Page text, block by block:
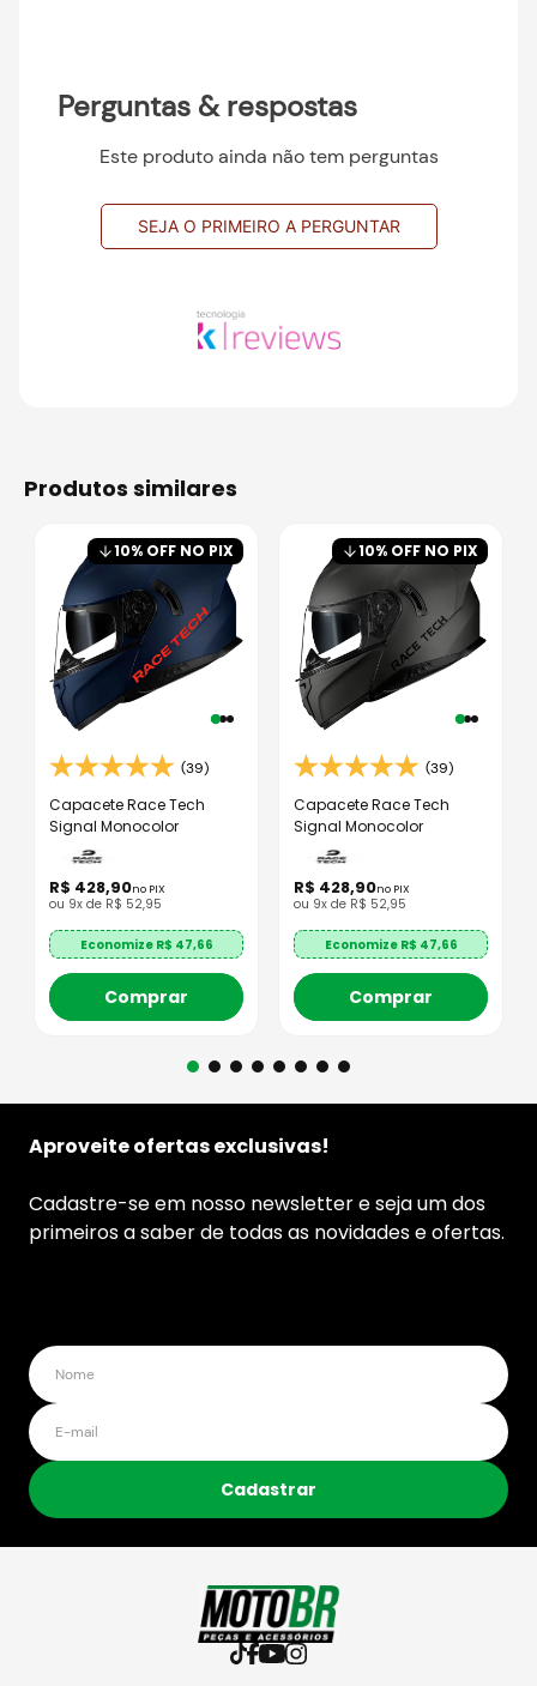
Perguntas & respostas
Este produto ainda não tem perguntas
SEJA O PRIMEIRO A PERGUNTAR
produtos similares
10% OFF NO PIX
(39)
Capacete Race Tech
Signal Monocolor
R$ 428,90no PIX
ou 9x de R$ 52,95
Economize R$ 47,66
Comprar
10% OFF NO PIX
(39)
Capacete Race Tech
Signal Monocolor
R$ 428,90no PIX
ou 9x de R$ 52,95
Economize R$ 47,66
Comprar
Aproveite ofertas exclusivas!
Cadastre-se em nosso newsletter e seja um dos
primeiros a saber de todas as novidades e ofertas.
Cadastrar